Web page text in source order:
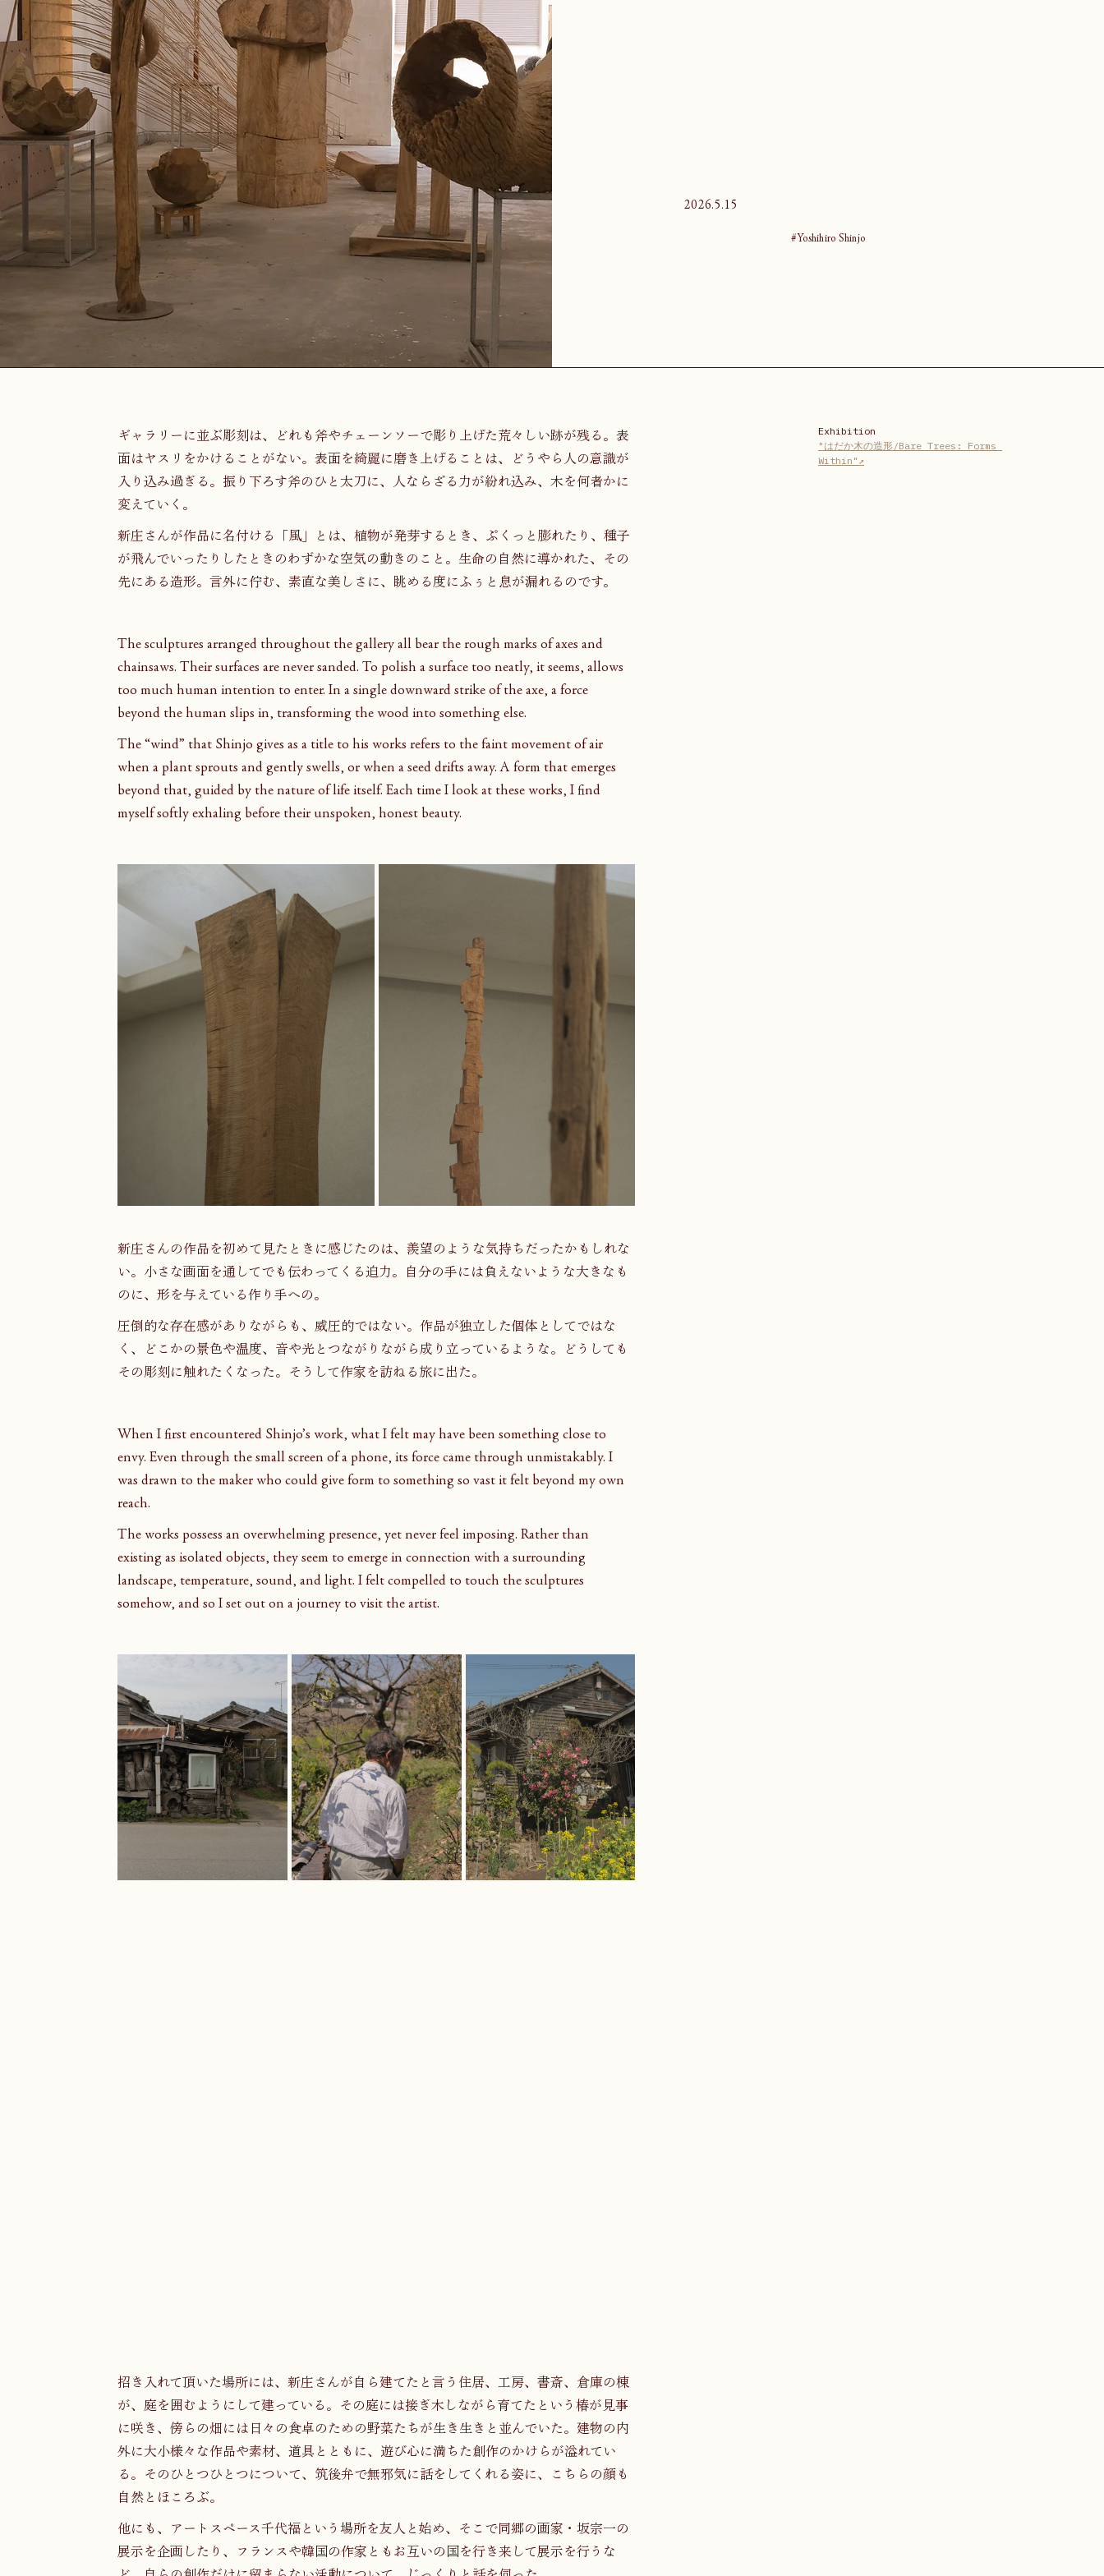
2026.5.15
#Yoshihiro Shinjo
ギャラリーに並ぶ彫刻は、どれも斧やチェーンソーで彫り上げた荒々しい跡が残る。表
面はヤスリをかけることがない。表面を綺麗に磨き上げることは、どうやら人の意識が
入り込み過ぎる。振り下ろす斧のひと太刀に、人ならざる力が紛れ込み、木を何者かに
変えていく。
新庄さんが作品に名付ける「風」とは、植物が発芽するとき、ぷくっと膨れたり、種子
が飛んでいったりしたときのわずかな空気の動きのこと。生命の自然に導かれた、その
先にある造形。言外に佇む、素直な美しさに、眺める度にふぅと息が漏れるのです。
The sculptures arranged throughout the gallery all bear the rough marks of axes and
chainsaws. Their surfaces are never sanded. To polish a surface too neatly, it seems, allows
too much human intention to enter. In a single downward strike of the axe, a force
beyond the human slips in, transforming the wood into something else.
The “wind” that Shinjo gives as a title to his works refers to the faint movement of air
when a plant sprouts and gently swells, or when a seed drifts away. A form that emerges
beyond that, guided by the nature of life itself. Each time I look at these works, I find
myself softly exhaling before their unspoken, honest beauty.
新庄さんの作品を初めて見たときに感じたのは、羨望のような気持ちだったかもしれな
い。小さな画面を通してでも伝わってくる迫力。自分の手には負えないような大きなも
のに、形を与えている作り手への。
圧倒的な存在感がありながらも、威圧的ではない。作品が独立した個体としてではな
く、どこかの景色や温度、音や光とつながりながら成り立っているような。どうしても
その彫刻に触れたくなった。そうして作家を訪ねる旅に出た。
When I first encountered Shinjo’s work, what I felt may have been something close to
envy. Even through the small screen of a phone, its force came through unmistakably. I
was drawn to the maker who could give form to something so vast it felt beyond my own
reach.
The works possess an overwhelming presence, yet never feel imposing. Rather than
existing as isolated objects, they seem to emerge in connection with a surrounding
landscape, temperature, sound, and light. I felt compelled to touch the sculptures
somehow, and so I set out on a journey to visit the artist.
招き入れて頂いた場所には、新庄さんが自ら建てたと言う住居、工房、書斎、倉庫の棟
が、庭を囲むようにして建っている。その庭には接ぎ木しながら育てたという椿が見事
に咲き、傍らの畑には日々の食卓のための野菜たちが生き生きと並んでいた。建物の内
外に大小様々な作品や素材、道具とともに、遊び心に満ちた創作のかけらが溢れてい
る。そのひとつひとつについて、筑後弁で無邪気に話をしてくれる姿に、こちらの顔も
自然とほころぶ。
他にも、アートスペース千代福という場所を友人と始め、そこで同郷の画家・坂宗一の
展示を企画したり、フランスや韓国の作家ともお互いの国を行き来して展示を行うな
Exhibition
"はだか木の造形/Bare Trees: Forms
Within"↗